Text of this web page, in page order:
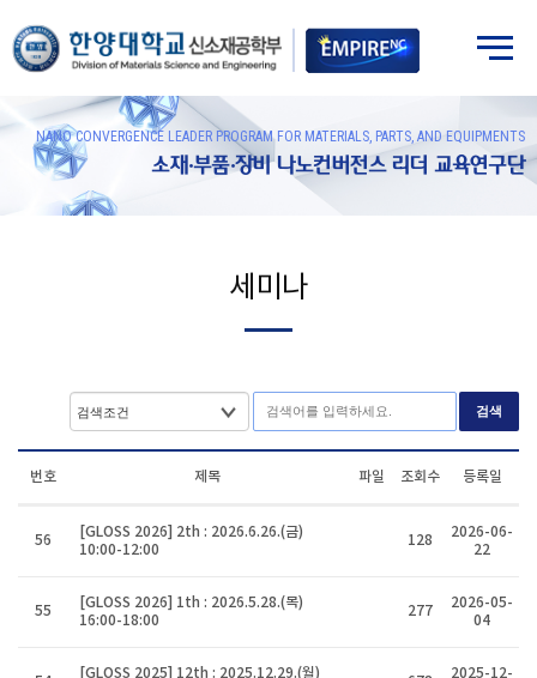
NANO CONVERGENCE LEADER PROGRAM FOR MATERIALS, PARTS, AND EQUIPMENTS
소재·부품·장비 나노컨버전스 리더 교육연구단
세미나
검색
번호 제목 파일 조회수 등록일
56
[GLOSS 2026] 2th : 2026.6.26.(금)
10:00-12:00
128
2026-06-
22
55
[GLOSS 2026] 1th : 2026.5.28.(목)
16:00-18:00
277
2026-05-
04
[GLOSS 2025] 12th : 2025.12.29.(월)
2025-12-